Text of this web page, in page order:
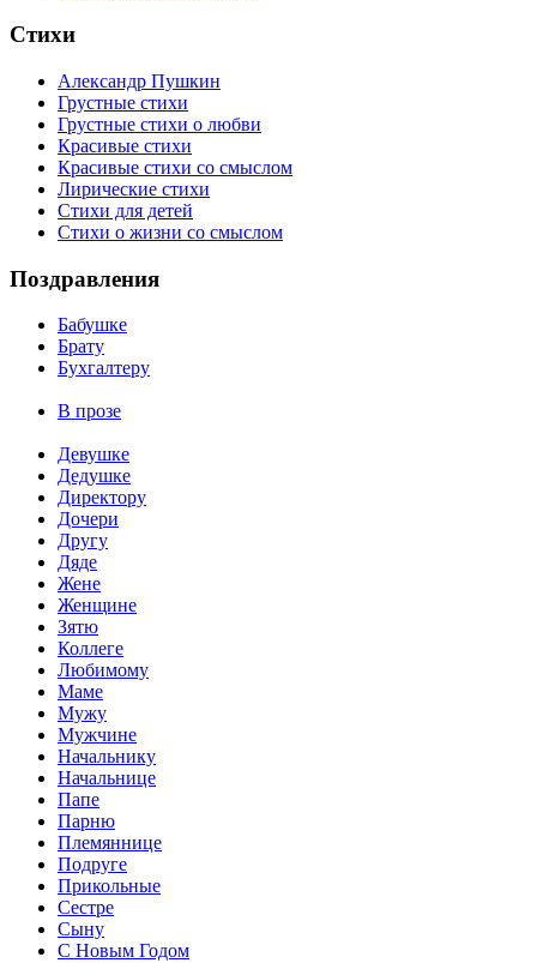
Стихи
Александр Пушкин
Грустные стихи
Грустные стихи о любви
Красивые стихи
Красивые стихи со смыслом
Лирические стихи
Стихи для детей
Стихи о жизни со смыслом
Поздравления
Бабушке
Брату
Бухгалтеру
В прозе
Девушке
Дедушке
Директору
Дочери
Другу
Дяде
Жене
Женщине
Зятю
Коллеге
Любимому
Маме
Мужу
Мужчине
Начальнику
Начальнице
Папе
Парню
Племяннице
Подруге
Прикольные
Сестре
Сыну
С Новым Годом